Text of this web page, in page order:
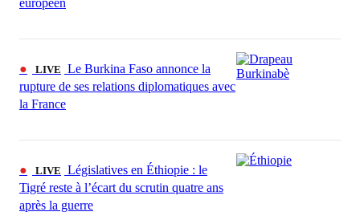
● LIVE
Le Burkina Faso annonce la
rupture de ses relations diplomatiques avec
la France
● LIVE
Législatives en Éthiopie : le
Tigré reste à l’écart du scrutin quatre ans
après la guerre